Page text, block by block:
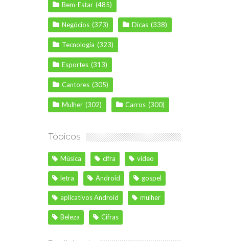
Bem-Estar (485)
Negócios (373) Dicas (338)
Tecnologia (323)
Esportes (313)
Cantores (305)
Mulher (302) Carros (300)
Tópicos
Música cifra vídeo
letra Android gospel
aplicativos Android mulher
Beleza Cifras